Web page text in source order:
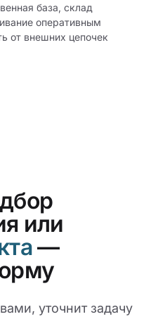
база, склад
оперативным
от внешних цепочек
или
—
уточнит задачу